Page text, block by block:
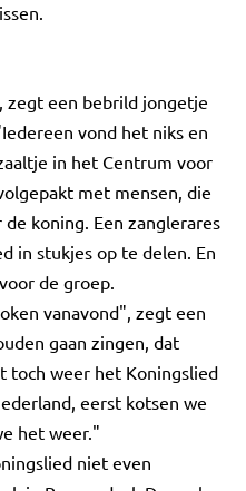
zegt een bebrild jongetje
vond het niks en
in het Centrum voor
met mensen, die
koning. Een zanglerares
in stukjes op te delen. En
de groep.
vanavond", zegt een
gaan zingen, dat
toch weer het Koningslied
eerst kotsen we
het weer."
niet even